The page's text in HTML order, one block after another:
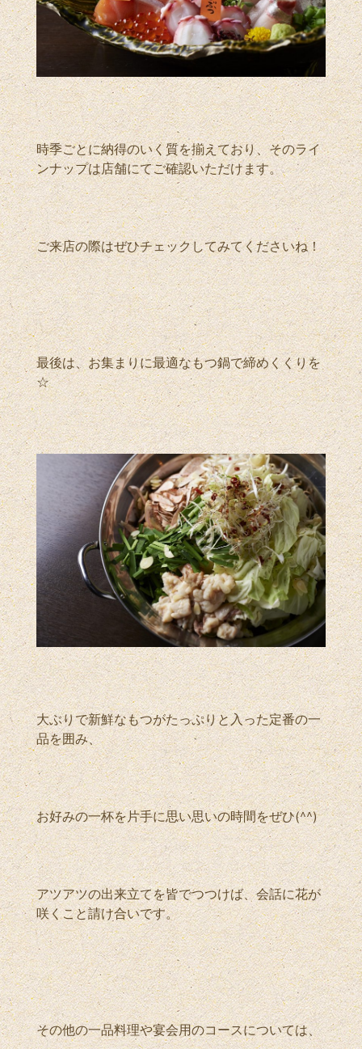
時季ごとに納得のいく質を揃えており、そのライ
ンナップは店舗にてご確認いただけます。
ご来店の際はぜひチェックしてみてくださいね！
最後は、お集まりに最適なもつ鍋で締めくくりを
☆
大ぶりで新鮮なもつがたっぷりと入った定番の一
品を囲み、
お好みの一杯を片手に思い思いの時間をぜひ(^^)
アツアツの出来立てを皆でつつけば、会話に花が
咲くこと請け合いです。
その他の一品料理や宴会用のコースについては、